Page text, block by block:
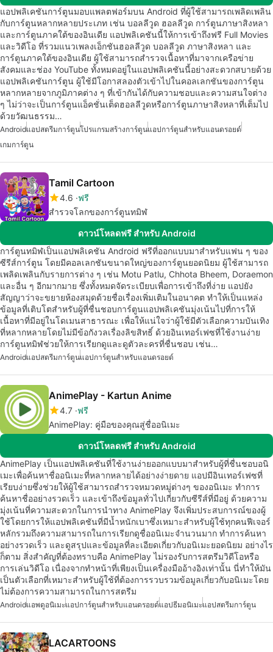
แอปพลิเคชันการ์ตูนมอบแพลตฟอร์มบน Android ที่ผู้ใช้สามารถเพลิดเพลิน
กับการ์ตูนหลากหลายประเภท เช่น บอลลีวูด ฮอลลีวูด การ์ตูนภาษาสิงหลา
และการ์ตูนภาคใต้ของอินเดีย แอปพลิเคชันนี้ให้การเข้าถึงฟรี Full Movies
และวิดีโอ ที่รวมแนวเพลงเอ็กชันฮอลลีวูด บอลลีวูด ภาษาสิงหลา และ
การ์ตูนภาคใต้ของอินเดีย ผู้ใช้สามารถสำรวจเนื้อหาที่มาจากเครือข่าย
สังคมและช่อง YouTube ทั้งหมดอยู่ในแอปพลิเคชันนี้อย่างสะดวกสบายด้วย
แอปพลิเคชันการ์ตูน ผู้ใช้มีโอกาสลองตัวเข้าไปในคอลเลกชันของการ์ตูน
หลากหลายจากภูมิภาคต่าง ๆ ที่เข้ากันได้กับความชอบและความสนใจต่าง
ๆ ไม่ว่าจะเป็นการ์ตูนแอ็คชั่นเต็ดฮอลลีวูดหรือการ์ตูนภาษาสิงหลาที่เต็มไป
ด้วยวัฒนธรรม…
Androidแอปสตรีมการ์ตูนโปรแกรมสร้างการ์ตูนแอปการ์ตูนสำหรับแอนดรอยด์
เกมการ์ตูน
Tamil Cartoon
4.6 ฟรี
สำรวจโลกของการ์ตูนทมิฬ
ดาวน์โหลดฟรี สำหรับ Android
การ์ตูนทมิฬเป็นแอปพลิเคชัน Android ฟรีที่ออกแบบมาสำหรับแฟน ๆ ของ
ซีรีส์การ์ตูน โดยมีคอลเลกชันขนาดใหญ่ของการ์ตูนยอดนิยม ผู้ใช้สามารถ
เพลิดเพลินกับรายการต่าง ๆ เช่น Motu Patlu, Chhota Bheem, Doraemon
และอื่น ๆ อีกมากมาย ซึ่งทั้งหมดจัดระเบียบเพื่อการเข้าถึงที่ง่าย แอปยัง
สัญญาว่าจะขยายห้องสมุดด้วยชื่อเรื่องเพิ่มเติมในอนาคต ทำให้เป็นแหล่ง
ข้อมูลที่เติบโตสำหรับผู้ที่ชื่นชอบการ์ตูนแอปพลิเคชันมุ่งเน้นไปที่การให้
เนื้อหาที่มีอยู่ในโดเมนสาธารณะ เพื่อให้แน่ใจว่าผู้ใช้มีตัวเลือกความบันเทิง
ที่หลากหลายโดยไม่มีข้อกังวลเรื่องลิขสิทธิ์ ด้วยอินเทอร์เฟซที่ใช้งานง่าย
การ์ตูนทมิฬช่วยให้การเรียกดูและดูตัวละครที่ชื่นชอบ เช่น…
Androidแอปสตรีมการ์ตูนแอปการ์ตูนสำหรับแอนดรอยด์
AnimePlay - Kartun Anime
4.7 ฟรี
AnimePlay: คู่มือของคุณสู่ชื่ออนิเมะ
ดาวน์โหลดฟรี สำหรับ Android
AnimePlay เป็นแอปพลิเคชันที่ใช้งานง่ายออกแบบมาสำหรับผู้ที่ชื่นชอบอนิ
เมะเพื่อค้นหาชื่ออนิเมะที่หลากหลายได้อย่างง่ายดาย แอปมีอินเทอร์เฟซที่
เรียบง่ายซึ่งช่วยให้ผู้ใช้สามารถสำรวจหมวดหมู่ต่างๆ ของอนิเมะ ทำการ
ค้นหาชื่ออย่างรวดเร็ว และเข้าถึงข้อมูลทั่วไปเกี่ยวกับซีรีส์ที่มีอยู่ ด้วยความ
มุ่งเน้นที่ความสะดวกในการนำทาง AnimePlay จึงเพิ่มประสบการณ์ของผู้
ใช้โดยการให้แอปพลิเคชันที่มีน้ำหนักเบาซึ่งเหมาะสำหรับผู้ใช้ทุกคนฟีเจอร์
หลักรวมถึงความสามารถในการเรียกดูชื่ออนิเมะจำนวนมาก ทำการค้นหา
อย่างรวดเร็ว และดูสรุปและข้อมูลที่ละเอียดเกี่ยวกับอนิเมะยอดนิยม อย่างไร
ก็ตาม สิ่งสำคัญที่ต้องทราบคือ AnimePlay ไม่รองรับการสตรีมวิดีโอหรือ
การเล่นวิดีโอ เนื่องจากทำหน้าที่เพียงเป็นเครื่องมืออ้างอิงเท่านั้น นี่ทำให้มัน
เป็นตัวเลือกที่เหมาะสำหรับผู้ใช้ที่ต้องการรวบรวมข้อมูลเกี่ยวกับอนิเมะโดย
ไม่ต้องการความสามารถในการสตรีม
Androidแอพดูอนิเมะแอปการ์ตูนสำหรับแอนดรอยด์แอปธีมอนิเมะแอปสตรีมการ์ตูน
LACARTOONS